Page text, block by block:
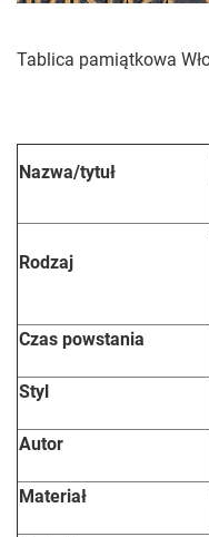
Tablica pamiątkowa
Nazwa/tytuł
Rodzaj
Czas powstania
Styl
Autor
Materiał